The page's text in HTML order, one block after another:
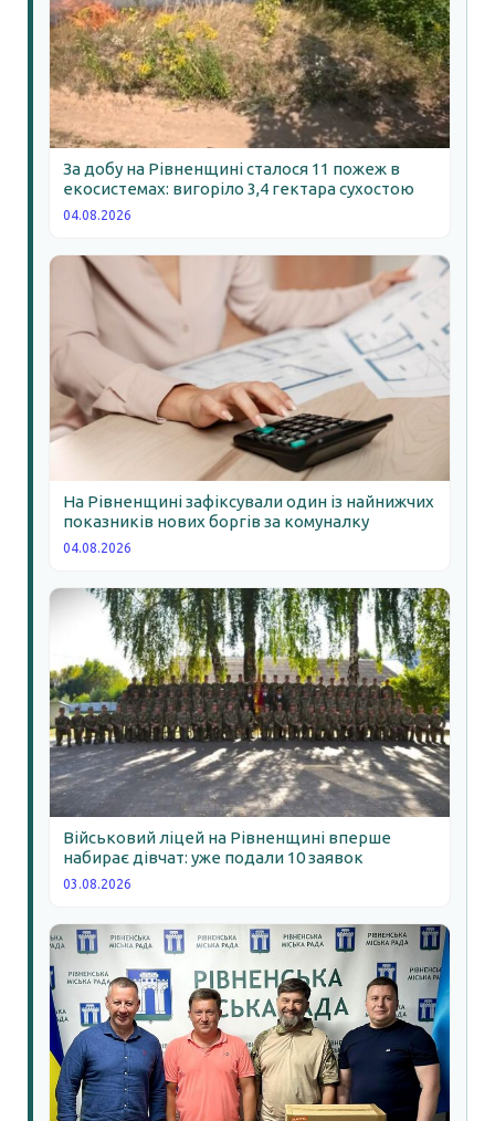
За добу на Рівненщині сталося 11 пожеж в
екосистемах: вигоріло 3,4 гектара сухостою
04.08.2026
На Рівненщині зафіксували один із найнижчих
показників нових боргів за комуналку
04.08.2026
Військовий ліцей на Рівненщині вперше
набирає дівчат: уже подали 10 заявок
03.08.2026